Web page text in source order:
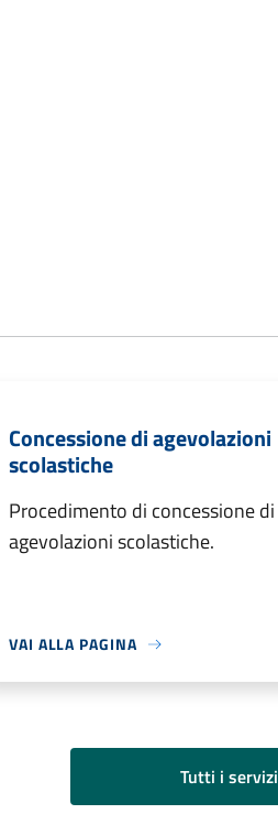
Concessione di agevolazioni
scolastiche
Procedimento di concessione di
agevolazioni scolastiche.
VAI ALLA PAGINA
Tutti i servizi